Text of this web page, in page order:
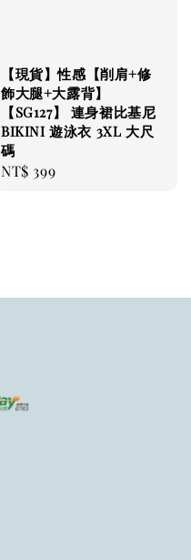
【現貨】性感【削肩+修
飾大腿+大露背】
【SG127】 連身裙比基尼
BIKINI 遊泳衣 3XL 大尺
碼
Regular
NT$ 399